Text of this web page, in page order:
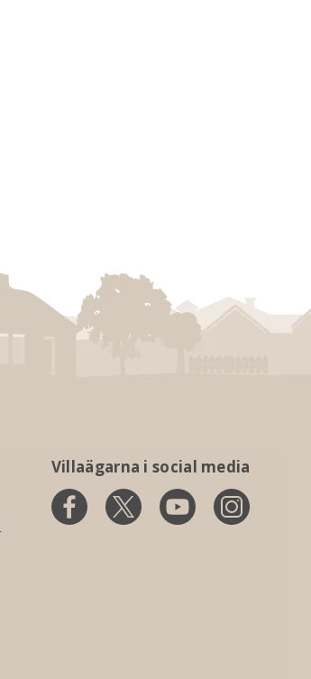
Villaägarna i social media